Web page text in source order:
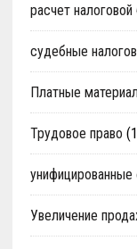
расчет налоговой
судебные
Платные
Трудовое право
Увеличение